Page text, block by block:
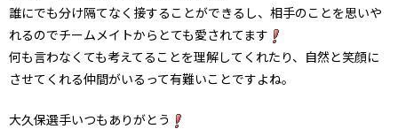
誰にでも分け隔てなく接することができるし、相手のことを思いや
れるのでチームメイトからとても愛されてます
何も言わなくても考えてることを理解してくれたり、自然と笑顔に
させてくれる仲間がいるって有難いことですよね。
大久保選手いつもありがとう